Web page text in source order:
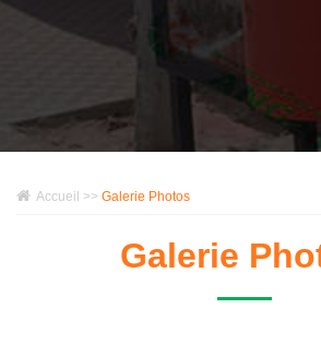
Accueil >> Galerie Photos
Galerie